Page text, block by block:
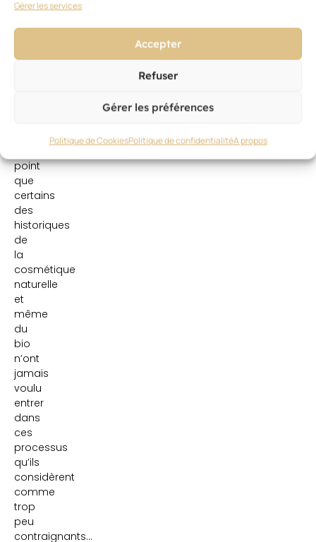
Gérer les services
Accepter
Refuser
Gérer les préférences
Politique de CookiesPolitique de confidentialitéA propos
d’autocertifications
des
certes
variées.
point
que
certains
des
historiques
de
la
cosmétique
naturelle
et
même
du
bio
n’ont
jamais
voulu
entrer
dans
ces
processus
qu’ils
considèrent
comme
trop
peu
contraignants…